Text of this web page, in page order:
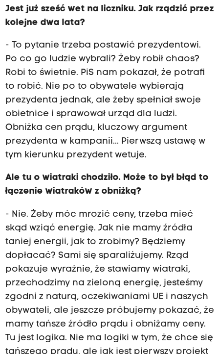
Jest już sześć wet na liczniku. Jak rządzić przez
kolejne dwa lata?
- To pytanie trzeba postawić prezydentowi.
Po co go ludzie wybrali? Żeby robił chaos?
Robi to świetnie. PiS nam pokazał, że potrafi
to robić. Nie po to obywatele wybierają
prezydenta jednak, ale żeby spełniał swoje
obietnice i sprawował urząd dla ludzi.
Obniżka cen prądu, kluczowy argument
prezydenta w kampanii... Pierwszą ustawę w
tym kierunku prezydent wetuje.
Ale tu o wiatraki chodziło. Może to był błąd to
łączenie wiatraków z obniżką?
- Nie. Żeby móc mrozić ceny, trzeba mieć
skąd wziąć energię. Jak nie mamy źródła
taniej energii, jak to zrobimy? Będziemy
dopłacać? Sami się sparaliżujemy. Rząd
pokazuje wyraźnie, że stawiamy wiatraki,
przechodzimy na zieloną energię, jesteśmy
zgodni z naturą, oczekiwaniami UE i naszych
obywateli, ale jeszcze próbujemy pokazać, że
mamy tańsze źródło prądu i obniżamy ceny.
Tu jest logika. Nie ma logiki w tym, że chce się
tańszego prądu, ale jak jest pierwszy projekt